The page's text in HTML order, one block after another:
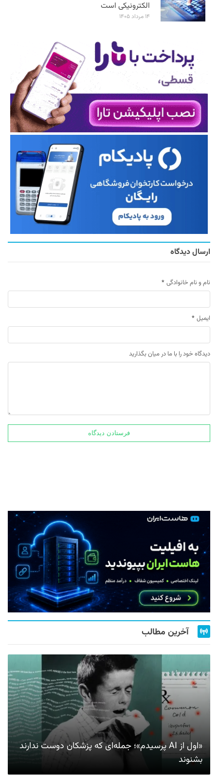
الکترونیکی است
۱۴ مرداد ۱۴۰۵
ارسال دیدگاه
نام و نام خانوادگی *
ایمیل *
دیدگاه خود را با ما در میان بگذارید
آخرین مطالب
«اول از AI پرسیدم»؛ جمله‌ای که پزشکان دوست ندارند
بشنوند